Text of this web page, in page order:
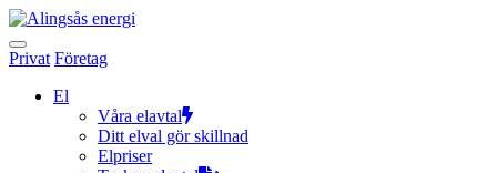
Hoppa
till
innehållet
Privat Företag
El
Våra elavtal
Ditt elval gör skillnad
Elpriser